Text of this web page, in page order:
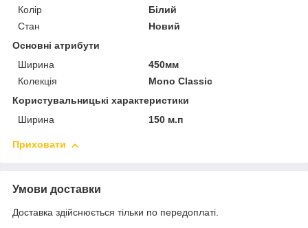
Колір
Білий
Стан
Новий
Основні атрибути
Ширина
450мм
Колекція
Mono Classic
Користувальницькі характеристики
Ширина
150 м.п
Приховати
Умови доставки
Доставка здійснюється тільки по передоплаті.